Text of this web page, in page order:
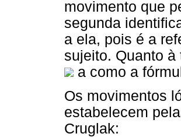
movimento que
segunda
a ela, pois é a
sujeito. Quanto
a como a
Os movimentos
estabelecem
Cruglak: